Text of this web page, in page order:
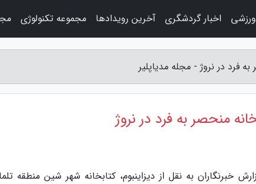
فرد در نروژ - مجله مدیاپلیر
منحصر به فرد در نروژ
خبرنگاران به نقل از دیزاینبوم، کتابخانه شهر شین منطقه
ورزشی اخبار گردشگری آخرین رویدادها مجموعه تکنولوژی